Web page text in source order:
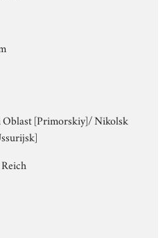
[Primorskiy]/ Nikolsk